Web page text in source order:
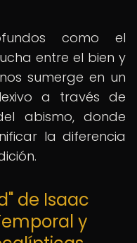
como el
entre el bien y
sumerge en un
a través de
abismo, donde
la diferencia
de Isaac
y